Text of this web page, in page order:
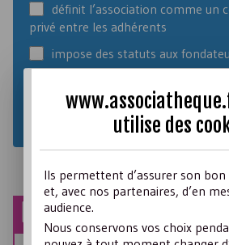
définit l’association comme un
privé entre les adhérents
impose des statuts aux
À VOIR AUSSI
utilise des
Ils permettent d’assurer son
et, avec nos partenaires, d’en
audience.
Nous conservons vos choix